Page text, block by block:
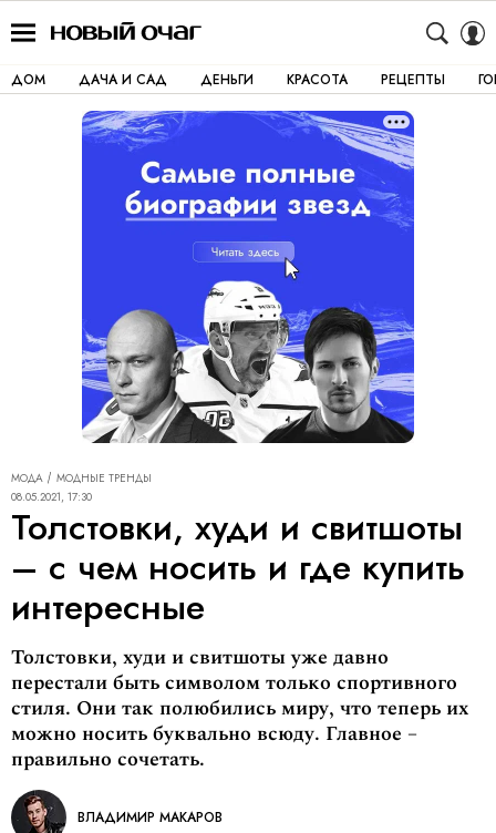
ДОМ ДАЧА И САД ДЕНЬГИ КРАСОТА РЕЦЕПТЫ
МОДА
МОДНЫЕ ТРЕНДЫ
08.05.2021, 17:30
Толстовки, худи и свитшоты
– с чем носить и где купить
интересные
Толстовки, худи и свитшоты уже давно
перестали быть символом только спортивного
стиля. Они так полюбились миру, что теперь их
можно носить буквально всюду. Главное –
правильно сочетать.
ВЛАДИМИР МАКАРОВ